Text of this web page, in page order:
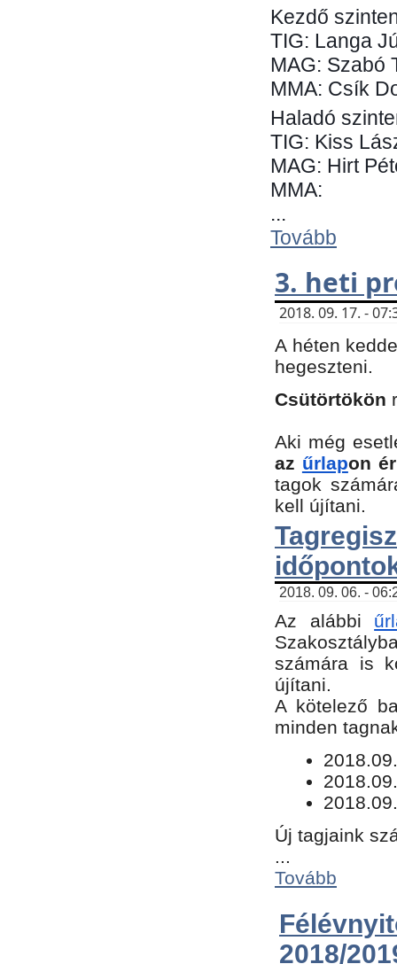
Kezdő
TIG: Langa
MAG: Szabó
MMA: Csík
Haladó
TIG: Kiss
MAG: Hirt
MMA:
...
Tovább
3. heti
2018. 09. 17. -
A héten
hegeszteni.
Csütörtökön
Aki még
az űrlapon
tagok
kell újítani.
2018. 09. 06. -
Az alábbi
számára is
újítani.
​A kötelező
minden
Új tagjaink
...
Tovább
2018/